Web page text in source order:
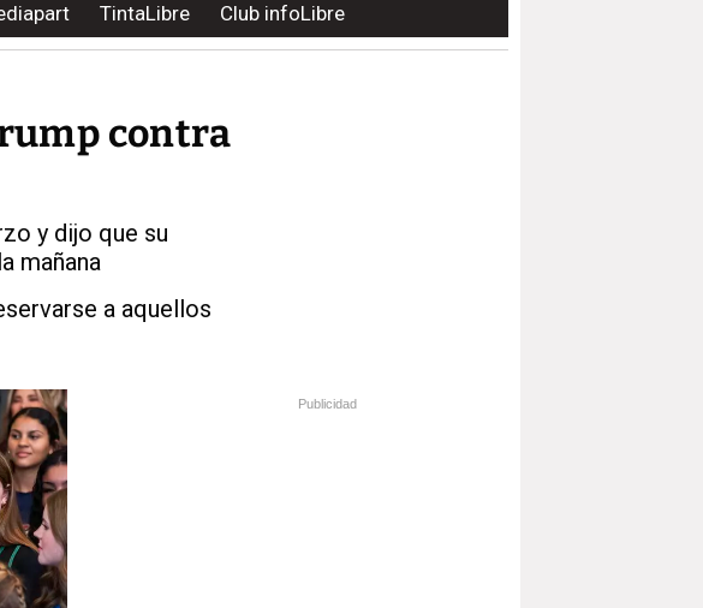
TintaLibre Club infoLibre
contra
y dijo que su
mañana
a aquellos
Publicidad